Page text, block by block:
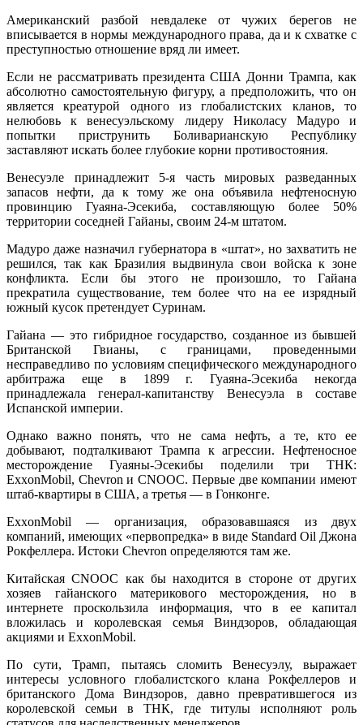
Американский разбой невдалеке от чужих берегов не
вписывается в нормы международного права, да и к схватке с
преступностью отношение вряд ли имеет.
Если не рассматривать президента США Донни Трампа, как
абсолютно самостоятельную фигуру, а предположить, что он
является креатурой одного из глобалистских кланов, то
нелюбовь к венесуэльскому лидеру Николасу Мадуро и
попытки приструнить Боливарианскую Республику
заставляют искать более глубокие корни противостояния.
Венесуэле принадлежит 5-я часть мировых разведанных
запасов нефти, да к тому же она объявила нефтеносную
провинцию Гуаяна-Эсекиба, составляющую более 50%
территории соседней Гайаны, своим 24-м штатом.
Мадуро даже назначил губернатора в «штат», но захватить не
решился, так как Бразилия выдвинула свои войска к зоне
конфликта. Если бы этого не произошло, то Гайана
прекратила существование, тем более что на ее изрядный
южный кусок претендует Суринам.
Гайана — это гибридное государство, созданное из бывшей
Британской Гвианы, с границами, проведенными
несправедливо по условиям специфического международного
арбитража еще в 1899 г. Гуаяна-Эсекиба некогда
принадлежала генерал-капитанству Венесуэла в составе
Испанской империи.
Однако важно понять, что не сама нефть, а те, кто ее
добывают, подталкивают Трампа к агрессии. Нефтеносное
месторождение Гуаяны-Эсекибы поделили три ТНК:
ExxonMobil, Chevron и CNOOC. Первые две компании имеют
штаб-квартиры в США, а третья — в Гонконге.
ExxonMobil — организация, образовавшаяся из двух
компаний, имеющих «первопредка» в виде Standard Oil Джона
Рокфеллера. Истоки Chevron определяются там же.
Китайская CNOOC как бы находится в стороне от других
хозяев гайанского материкового месторождения, но в
интернете проскользила информация, что в ее капитал
вложилась и королевская семья Виндзоров, обладающая
акциями и ExxonMobil.
По сути, Трамп, пытаясь сломить Венесуэлу, выражает
интересы условного глобалистского клана Рокфеллеров и
британского Дома Виндзоров, давно превратившегося из
королевской семьи в ТНК, где титулы исполняют роль